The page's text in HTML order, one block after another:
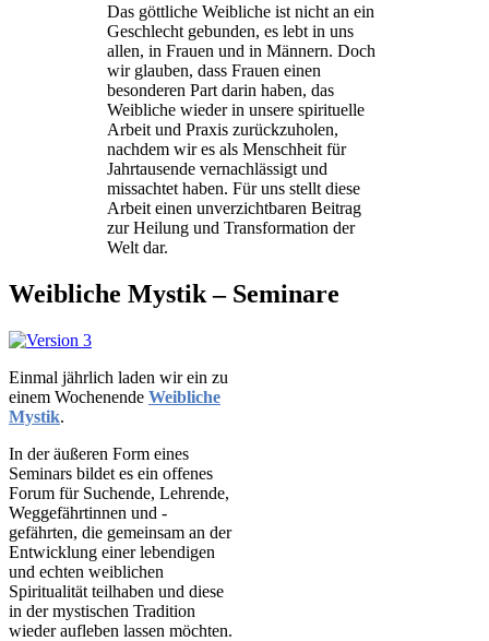
Das göttliche Weibliche ist nicht an ein
Geschlecht gebunden, es lebt in uns
allen, in Frauen und in Männern. Doch
wir glauben, dass Frauen einen
besonderen Part darin haben, das
Weibliche wieder in unsere spirituelle
Arbeit und Praxis zurückzuholen,
nachdem wir es als Menschheit für
Jahrtausende vernachlässigt und
missachtet haben. Für uns stellt diese
Arbeit einen unverzichtbaren Beitrag
zur Heilung und Transformation der
Welt dar.
Weibliche Mystik – Seminare
Einmal jährlich laden wir ein zu
einem Wochenende Weibliche
Mystik.
In der äußeren Form eines
Seminars bildet es ein offenes
Forum für Suchende, Lehrende,
Weggefährtinnen und -
gefährten, die gemeinsam an der
Entwicklung einer lebendigen
und echten weiblichen
Spiritualität teilhaben und diese
in der mystischen Tradition
wieder aufleben lassen möchten.